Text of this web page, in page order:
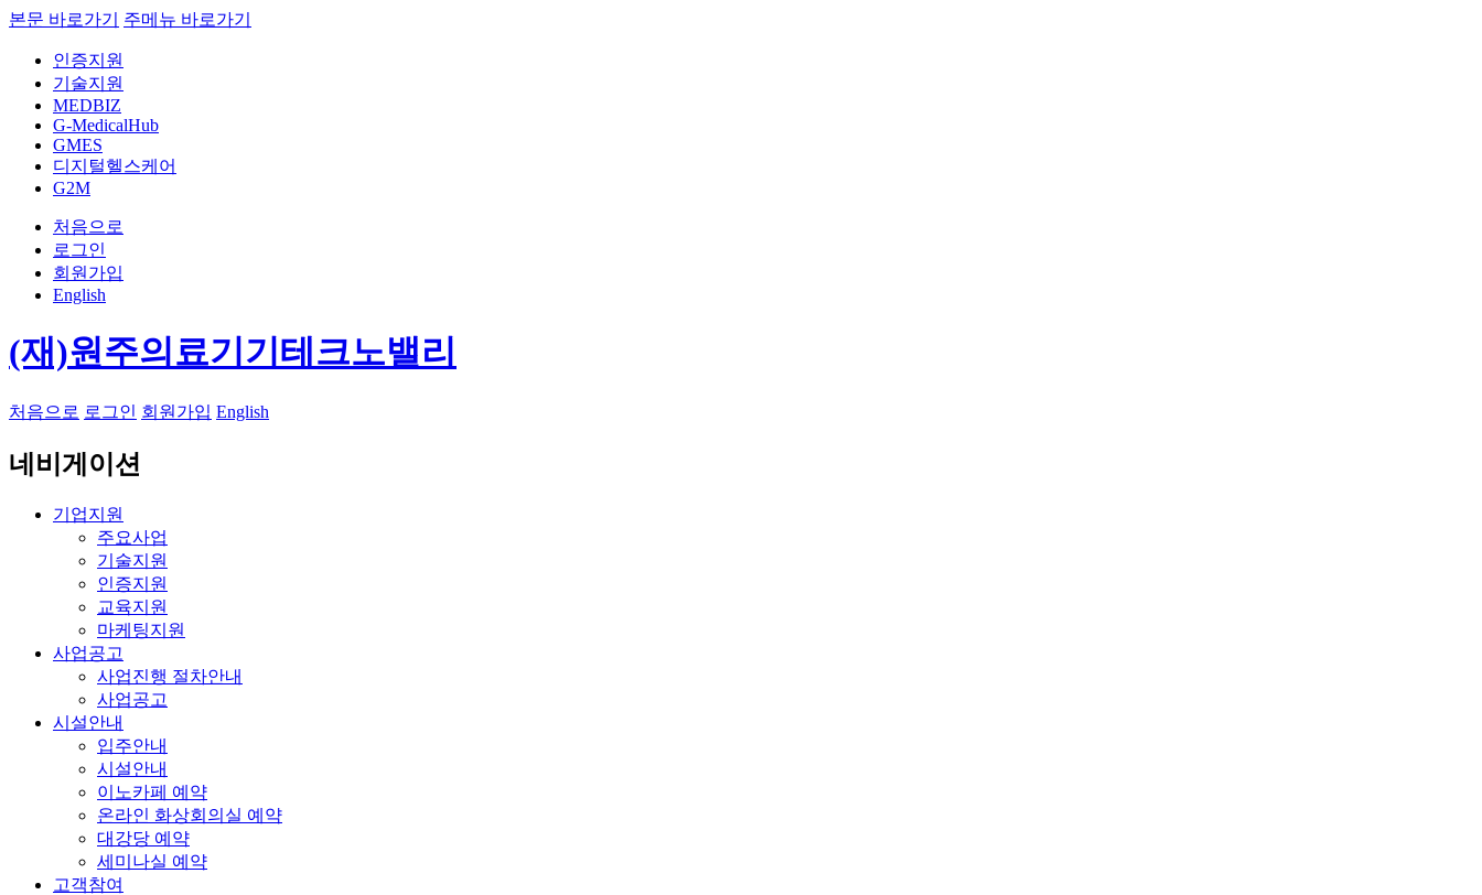
본문 바로가기 주메뉴 바로가기
인증지원
기술지원
MEDBIZ
G-MedicalHub
GMES
디지털헬스케어
G2M
처음으로
로그인
회원가입
English
(재)원주의료기기테크노밸리
처음으로 로그인 회원가입 English
네비게이션
기업지원
주요사업
기술지원
인증지원
교육지원
마케팅지원
사업공고
사업진행 절차안내
사업공고
시설안내
입주안내
시설안내
이노카페 예약
온라인 화상회의실 예약
대강당 예약
세미나실 예약
고객참여